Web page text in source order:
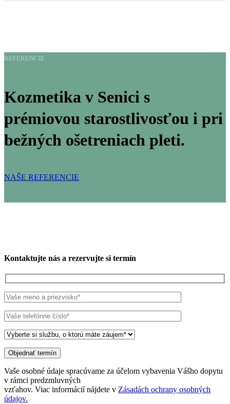
REFERENCIE
Kozmetika v Senici s
prémiovou starostlivosťou i pri
bežných ošetreniach pleti.
NAŠE REFERENCIE
Kontaktujte nás a rezervujte si termín
Vaše osobné údaje spracúvame za účelom vybavenia Vášho dopytu
v rámci predzmluvných
vzťahov. Viac informácií nájdete v Zásadách ochrany osobných
údajov.